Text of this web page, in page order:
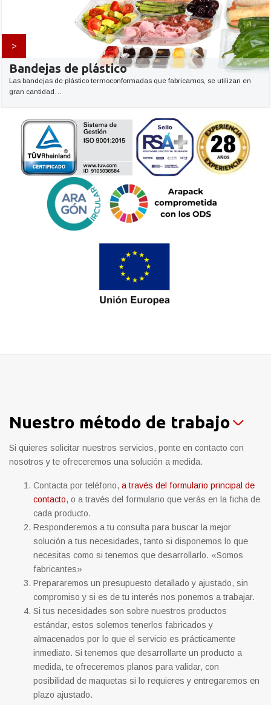
>
Bandejas de plástico
Las bandejas de plástico termoconformadas que fabricamos, se utilizan en
gran cantidad…
Nuestro método de trabajo
Si quieres solicitar nuestros servicios, ponte en contacto con
nosotros y te ofreceremos una solución a medida.
Contacta por teléfono, a través del formulario principal de
contacto, o a través del formulario que verás en la ficha de
cada producto.
Responderemos a tu consulta para buscar la mejor
solución a tus necesidades, tanto si disponemos lo que
necesitas como si tenemos que desarrollarlo. «Somos
fabricantes»
Prepararemos un presupuesto detallado y ajustado, sin
compromiso y si es de tu interés nos ponemos a trabajar.
Si tus necesidades son sobre nuestros productos
estándar, estos solemos tenerlos fabricados y
almacenados por lo que el servicio es prácticamente
inmediato. Si tenemos que desarrollarte un producto a
medida, te ofreceremos planos para validar, con
posibilidad de maquetas si lo requieres y entregaremos en
plazo ajustado.